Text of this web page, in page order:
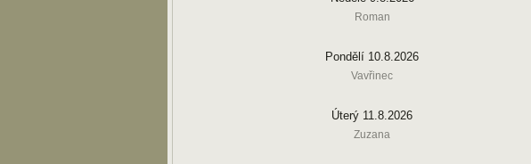
Roman
Pondělí 10.8.2026
Vavřinec
Úterý 11.8.2026
Zuzana